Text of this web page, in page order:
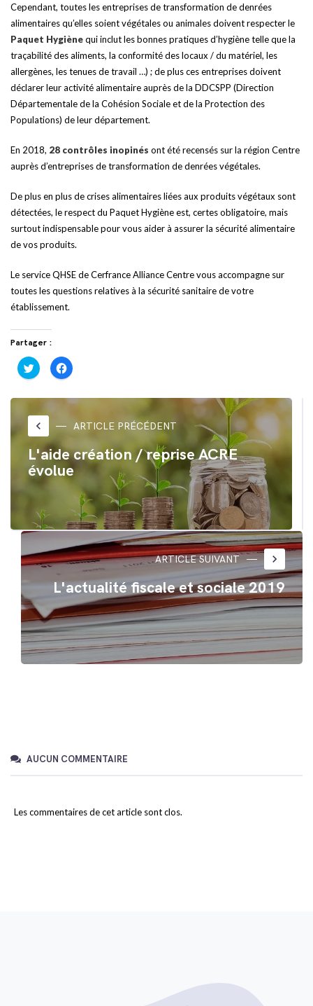
Cependant, toutes les entreprises de transformation de denrées
alimentaires qu’elles soient végétales ou animales doivent respecter le
Paquet Hygiènequi inclut les bonnes pratiques d’hygiène telle que la
traçabilité des aliments, la conformité des locaux / du matériel, les
allergènes, les tenues de travail …) ; de plus ces entreprises doivent
déclarer leur activité alimentaire auprès de la DDCSPP (Direction
Départementale de la Cohésion Sociale et de la Protection des
Populations) de leur département.
En 2018, 28 contrôles inopinés ont été recensés sur la région Centre
auprès d’entreprises de transformation de denrées végétales.
De plus en plus de crises alimentaires liées aux produits végétaux sont
détectées, le respect du Paquet Hygiène est, certes obligatoire, mais
surtout indispensable pour vous aider à assurer la sécurité alimentaire
de vos produits.
Le service QHSE de Cerfrance Alliance Centre vous accompagne sur
toutes les questions relatives à la sécurité sanitaire de votre
établissement.
Partager :
Cliquez
pour
partager
Twitter(ouvre
une
nouvelle
fenêtre)
Cliquez
pour
partager
Facebook(ouvre
dans
nouvelle
fenêtre)
keyboard_arrow_left ARTICLE PRÉCÉDENT
L'aide création / reprise ACRE
évolue
ARTICLE SUIVANT keyboard_arrow_right
L'actualité fiscale et sociale 2019
AUCUN COMMENTAIRE
Les commentaires de cet article sont clos.